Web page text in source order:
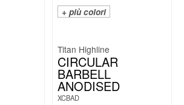
+ più colori
Titan Highline
CIRCULAR
BARBELL
ANODISED
XCBAD